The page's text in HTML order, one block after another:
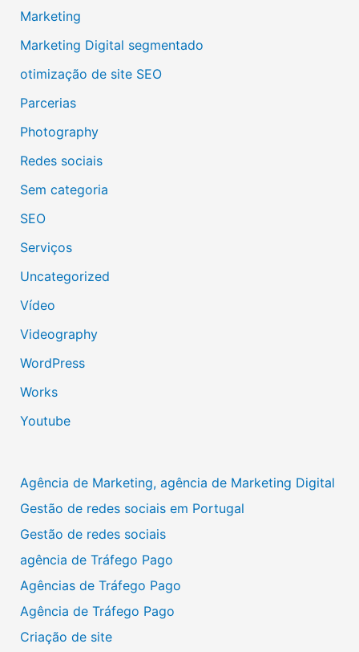
Marketing
Marketing Digital segmentado
otimização de site SEO
Parcerias
Photography
Redes sociais
Sem categoria
SEO
Serviços
Uncategorized
Vídeo
Videography
WordPress
Works
Youtube
Agência de Marketing, agência de Marketing Digital
Gestão de redes sociais em Portugal
Gestão de redes sociais
agência de Tráfego Pago
Agências de Tráfego Pago
Agência de Tráfego Pago
Criação de site